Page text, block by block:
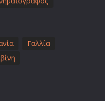
Γαλλία